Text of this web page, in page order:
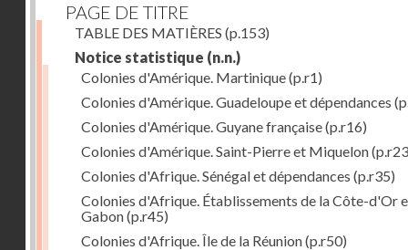
PAGE DE TITRE
TABLE DES MATIÈRES (p.153)
Notice statistique (n.n.)
Colonies d'Amérique. Martinique(p.r1)
Colonies d'Amérique. Guadeloupe et dépendances
Colonies d'Amérique. Guyane française(p.r16)
Colonies d'Amérique. Saint-Pierre et Miquelon
Colonies d'Afrique. Sénégal et dépendances (p.r35)
Colonies d'Afrique. Établissements de la Côte-d'Or
Gabon(p.r45)
Colonies d'Afrique. Île de la Réunion(p.r50)